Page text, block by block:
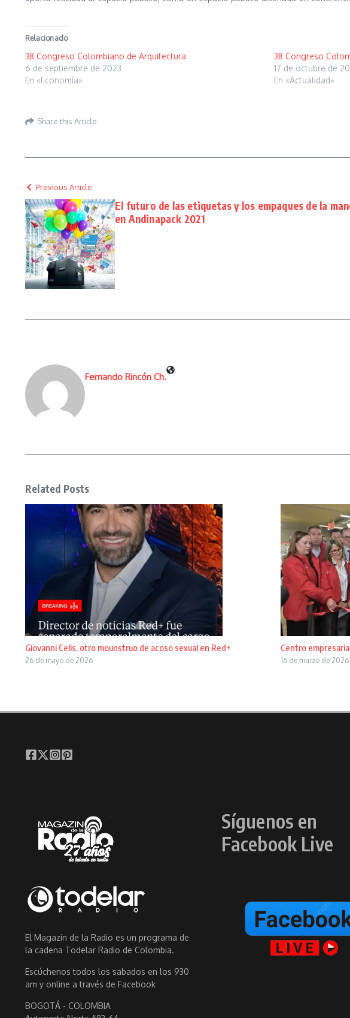
Relacionado
38 Congreso Colombiano de Arquitectura
6 de septiembre de 2023
En «Economía»
38 Congreso
17 de octubre de
En «Actualidad»
Share this Article
Previous Article
El futuro de las etiquetas y los empaques de la
en Andinapack 2021
Fernando Rincón Ch.
Related Posts
Giovanni Celis, otro mounstruo de acoso sexual en Red+
26 de mayo de 2026
Centro
16 de marzo de 2026
El Magazin de la Radio es un programa de
la cadena Todelar Radio de Colombia.
Escúchenos todos los sabados en los 930
am y online a través de Facebook
BOGOTÁ - COLOMBIA
Síguenos en
Facebook Live